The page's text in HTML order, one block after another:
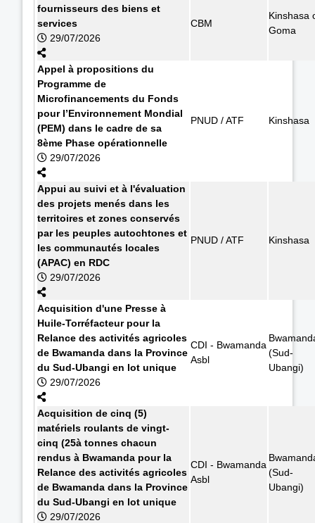
fournisseurs des biens et
services
29/07/2026
CBM
Kinshasa
Goma
Appel à propositions du
Programme de
Microfinancements du Fonds
pour l’Environnement Mondial
(PEM) dans le cadre de sa
8ème Phase opérationnelle
29/07/2026
PNUD / ATF Kinshasa
Appui au suivi et à l'évaluation
des projets menés dans les
territoires et zones conservés
par les peuples autochtones et
les communautés locales
(APAC) en RDC
29/07/2026
PNUD / ATF Kinshasa
Acquisition d'une Presse à
Huile-Torréfacteur pour la
Relance des activités agricoles
de Bwamanda dans la Province
du Sud-Ubangi en lot unique
29/07/2026
CDI - Bwamanda
Asbl
(Sud-
Ubangi)
Acquisition de cinq (5)
matériels roulants de vingt-
cinq (25à tonnes chacun
rendus à Bwamanda pour la
Relance des activités agricoles
de Bwamanda dans la Province
du Sud-Ubangi en lot unique
29/07/2026
CDI - Bwamanda
Asbl
(Sud-
Ubangi)